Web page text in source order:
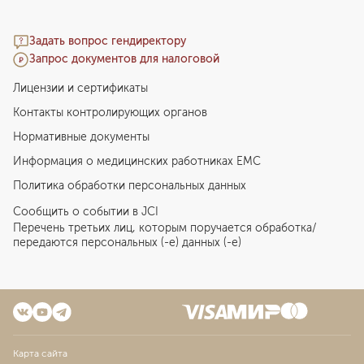
Задать вопрос гендиректору
Запрос документов для налоговой
Лицензии и сертификаты
Контакты контролирующих органов
Нормативные документы
Информация о медицинских работниках EMC
Политика обработки персональных данных
Сообщить о событии в JCI
Перечень третьих лиц, которым поручается обработка/
передаются персональных (-е) данных (-е)
Карта сайта